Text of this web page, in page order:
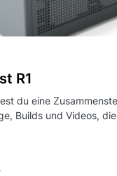
R1
du eine
Builds und Videos,